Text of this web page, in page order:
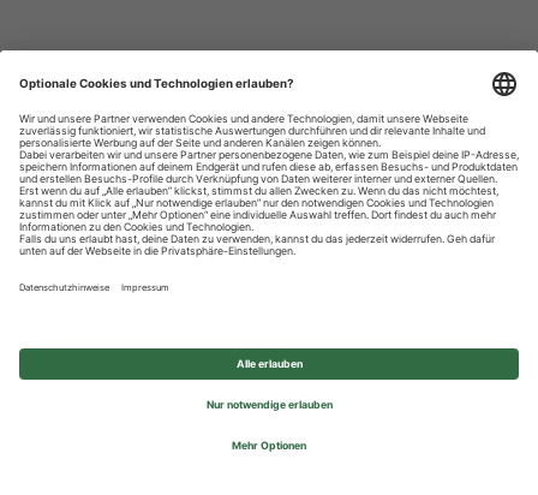
Datenschutzhinweise
Impressum
Privatsphäre-Einstellungen
© 2026 REWE Group - All rights reserved